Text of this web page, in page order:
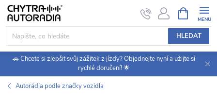
Přejít
obsah
HLEDAT
NÁKUPNÍ
KOŠÍK
🚗 Chcete si zlepšit svůj zážitek z jízdy? Objednejte nyní a užijte si
rychlé doručení! 🌟
Autorádia podle značky vozidla